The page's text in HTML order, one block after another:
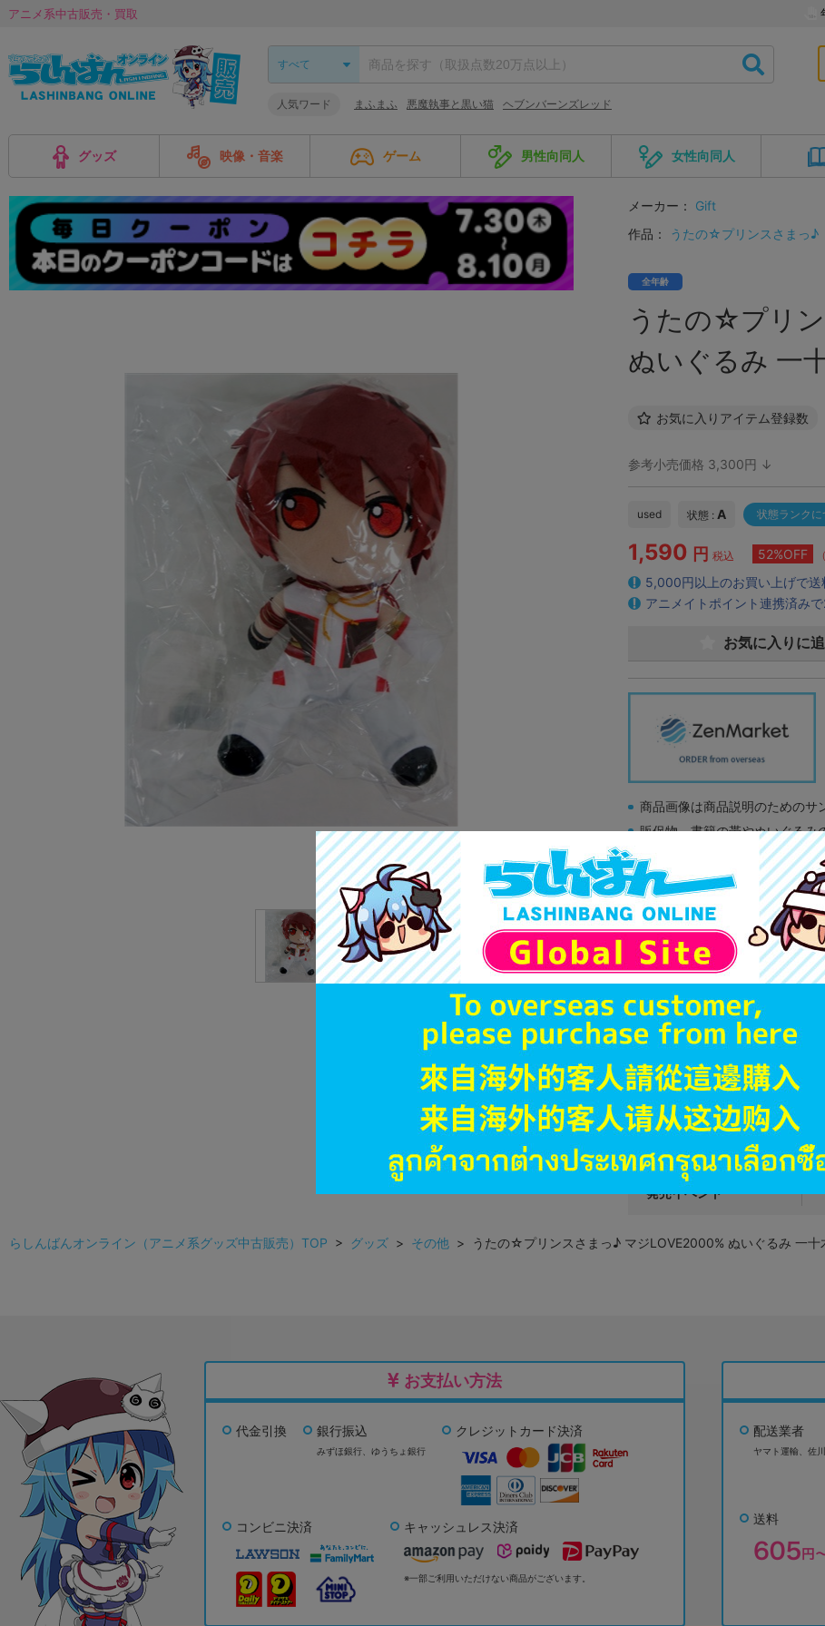
アニメ系中古販売・買取
人気ワード まふまふ 悪魔執事と黒い猫 ヘブンバーンズレッド
グッズ 映像・音楽 ゲーム 男性向同人 女性向同人
メーカー：
Gift
作品：
うたの☆プリンスさまっ♪
全年齢
うたの☆プリ
ぬいぐるみ 一
お気に入りアイテム登録数
参考小売価格 3,300円 ↓
used 状態 : A 状態ランクに
1,590 円 税込 52%OFF
5,000円以上のお買い上げで送
アニメイトポイント連携済みで
お気に入りに
商品画像は商品説明のためのサ
販促物、書籍の帯やぬいぐるみ
商品名や備考欄に特別な記載
「電池」は原則として保証対象
ゲーム機本体には、SDカード
ディスク類の読み取り面のキズ
す。
※詳細につきましてはコチラ
JANコード
商品番号
商品カテゴリ
発売日
種別
発売イベント
らしんばんオンライン（アニメ系グッズ中古販売）TOP > グッズ > その他 > うたの☆プリンスさまっ♪ マジLOVE2000% ぬいぐるみ 一十
お支払い方法
代金引換 銀行振込
みずほ銀行、 ゆうちょ銀行
クレジットカード決済
コンビニ決済 キャッシュレス決済
※一部ご利用いただけない商品がございます。
配送業者
ヤマト運輸、佐
送料